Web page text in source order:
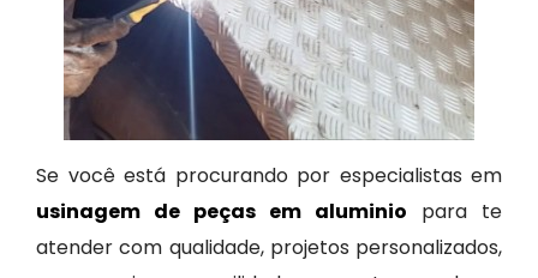
Se você está procurando por especialistas em
usinagem de peças em aluminio para te
atender com qualidade, projetos personalizados,